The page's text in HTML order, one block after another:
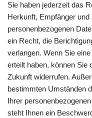
Sie haben jederzeit das
Herkunft, Empfänger
personenbezogenen
ein Recht, die
verlangen. Wenn Sie
erteilt haben, können Sie
Zukunft widerrufen.
bestimmten Umständen
Ihrer
steht Ihnen ein